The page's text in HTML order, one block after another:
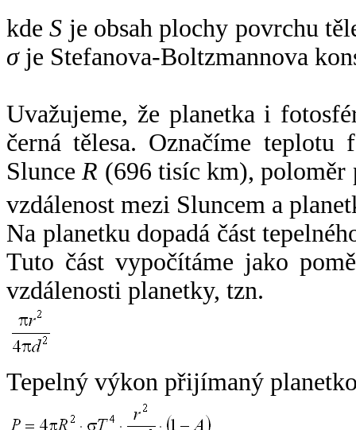
kdeS je obsah plochy povrchu
σje Stefanova-Boltzmannova
Uvažujeme, že planetka i
černá tělesa. Označíme
SlunceR (696 tisíc km),
vzdálenost mezi Sluncem a
Na planetku dopadá část
Tuto část vypočítáme jako
vzdálenosti planetky, tzn.
Tepelný výkon přijímaný